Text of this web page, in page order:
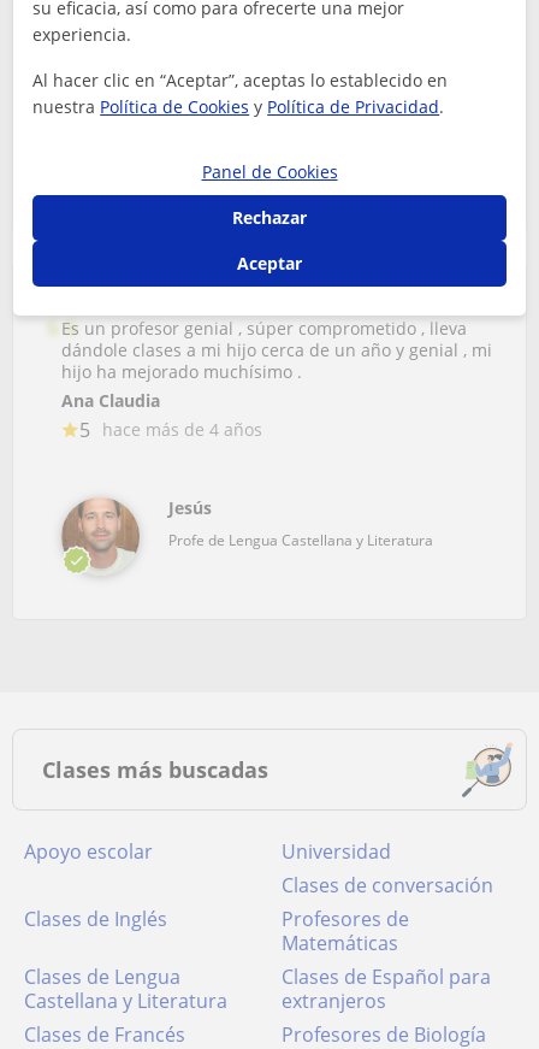
Eva
4 hace más de 3 años
María
Es un profesor genial , súper comprometido , lleva
dándole clases a mi hijo cerca de un año y genial , mi
hijo ha mejorado muchísimo .
Ana Claudia
5 hace más de 4 años
Jesús
Profe de Lengua Castellana y Literatura
Clases más buscadas
Apoyo escolar
Universidad
Clases de conversación
Clases de Inglés
Profesores de
Matemáticas
Clases de Lengua
Castellana y Literatura
Clases de Español para
extranjeros
Clases de Francés
Profesores de Biología
su eficacia, así como para ofrecerte una mejor
experiencia.
Al hacer clic en “Aceptar”, aceptas lo establecido en
nuestra Política de Cookies y Política de Privacidad.
Panel de Cookies
Rechazar
Aceptar